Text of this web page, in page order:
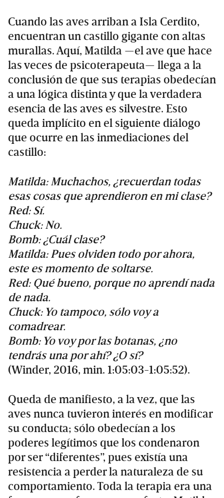
Cuando las aves arriban a Isla Cerdito,
encuentran un castillo gigante con altas
murallas. Aquí, Matilda —el ave que hace
las veces de psicoterapeuta— llega a la
conclusión de que sus terapias obedecían
a una lógica distinta y que la verdadera
esencia de las aves es silvestre. Esto
queda implícito en el siguiente diálogo
que ocurre en las inmediaciones del
castillo:
Matilda: Muchachos, ¿recuerdan todas
esas cosas que aprendieron en mi clase?
Red: Sí.
Chuck: No.
Bomb: ¿Cuál clase?
Matilda: Pues olviden todo por ahora,
este es momento de soltarse.
Red: Qué bueno, porque no aprendí nada
de nada.
Chuck: Yo tampoco, sólo voy a
comadrear.
Bomb: Yo voy por las botanas, ¿no
tendrás una por ahí? ¿O sí?
(Winder, 2016, min. 1:05:03-1:05:52).
Queda de manifiesto, a la vez, que las
aves nunca tuvieron interés en modificar
su conducta; sólo obedecían a los
poderes legítimos que los condenaron
por ser “diferentes”, pues existía una
resistencia a perder la naturaleza de su
comportamiento. Toda la terapia era una